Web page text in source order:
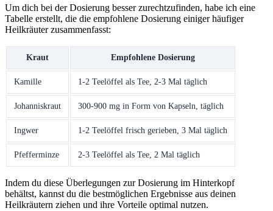
Um dich⁤ bei ⁢der Dosierung besser zurechtzufinden, habe⁣ ich​ eine
Tabelle erstellt, die die⁣ empfohlene Dosierung einiger häufiger
Heilkräuter⁣ zusammenfasst:
Kraut Empfohlene ‌Dosierung
Kamille 1-2 Teelöffel ⁣als⁤ Tee, 2-3 Mal⁤ täglich
Johanniskraut 300-900‍ mg in Form⁢ von Kapseln,‌ täglich
Ingwer 1-2 Teelöffel frisch gerieben, ‌3‍ Mal täglich
Pfefferminze 2-3 Teelöffel als Tee, 2 Mal täglich
Indem du ‌diese Überlegungen zur Dosierung im Hinterkopf
behältst, kannst du ⁣die bestmöglichen Ergebnisse‍ aus deinen‌
Heilkräutern ziehen und ihre Vorteile⁣ optimal nutzen.